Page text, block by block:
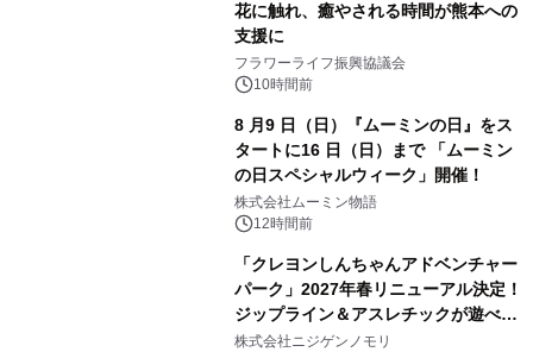
花に触れ、癒やされる時間が熊本への
支援に
フラワーライフ振興協議会
10時間前
8 月9 日（日）『ムーミンの日』をス
タートに16 日（日）まで 「ムーミン
の日スペシャルウィーク」開催！
株式会社ムーミン物語
12時間前
「クレヨンしんちゃんアドベンチャー
パーク」2027年春リニューアル決定！
ジップライン＆アスレチックが遊べる
のは今年が最後！ 「ラスト！ドキがム
株式会社ニジゲンノモリ